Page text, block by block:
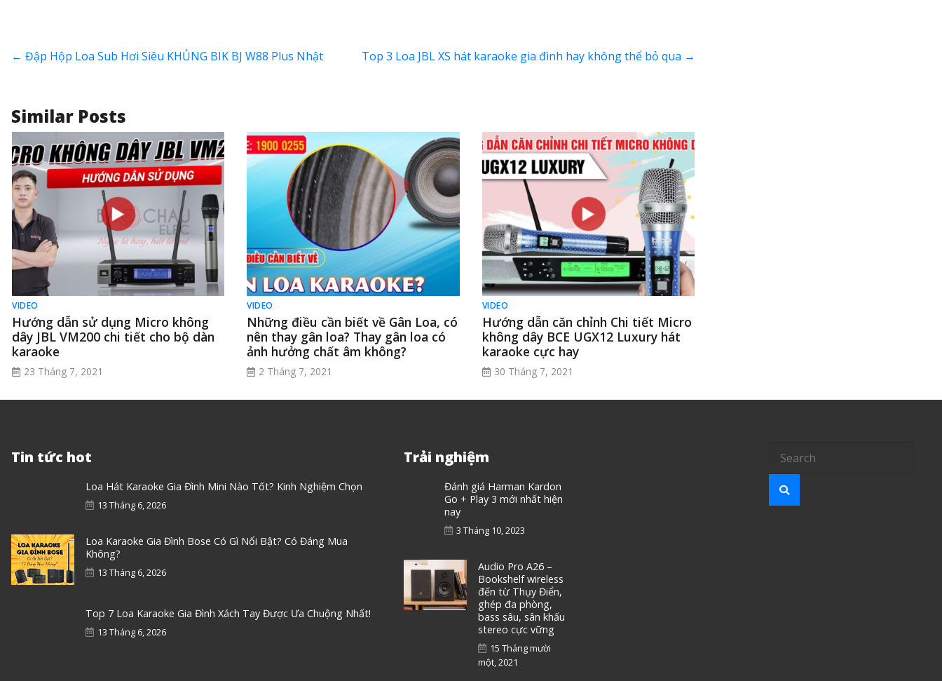
← Đập Hộp Loa Sub Hơi Siêu KHỦNG BIK BJ W88 Plus Nhật Top 3 Loa JBL XS hát karaoke gia đình hay không thể bỏ qua →
Similar Posts
VIDEO
Hướng dẫn sử dụng Micro không
dây JBL VM200 chi tiết cho bộ dàn
karaoke
23 Tháng 7, 2021
VIDEO
Những điều cần biết về Gân Loa, có
nên thay gân loa? Thay gân loa có
ảnh hưởng chất âm không?
2 Tháng 7, 2021
VIDEO
Hướng dẫn căn chỉnh Chi tiết Micro
không dây BCE UGX12 Luxury hát
karaoke cực hay
30 Tháng 7, 2021
Tin tức hot
Loa Hát Karaoke Gia Đình Mini Nào Tốt? Kinh Nghiệm Chọn
13 Tháng 6, 2026
Loa Karaoke Gia Đình Bose Có Gì Nổi Bật? Có Đáng Mua
Không?
13 Tháng 6, 2026
Top 7 Loa Karaoke Gia Đình Xách Tay Được Ưa Chuộng Nhất!
13 Tháng 6, 2026
Trải nghiệm
Đánh giá Harman Kardon
Go + Play 3 mới nhất hiện
nay
3 Tháng 10, 2023
Audio Pro A26 –
Bookshelf wireless
đến từ Thụy Điển,
ghép đa phòng,
bass sâu, sân khấu
stereo cực vững
15 Tháng mười
một, 2021